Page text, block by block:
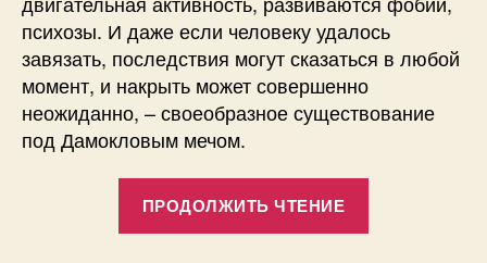
психозы. И даже если человеку удалось
завязать, последствия могут сказаться в любой
момент, и накрыть может совершенно
неожиданно, – своеобразное существование
под Дамокловым мечом.
ПРОДОЛЖИТЬ ЧТЕНИЕ